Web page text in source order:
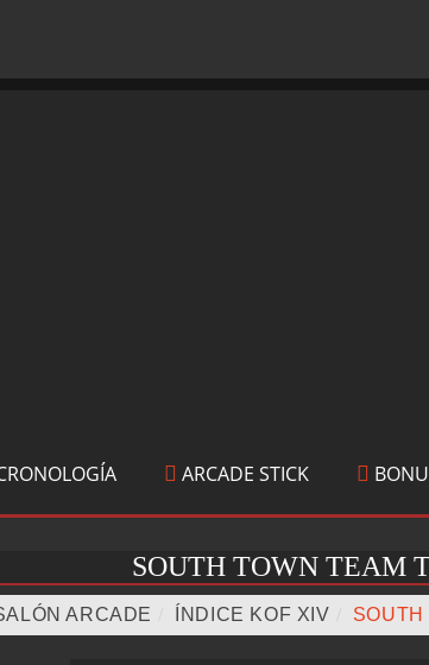
ARCADE STICK
SOUTH TOWN TEAM
ARCADE ÍNDICE KOF XIV SOUTH